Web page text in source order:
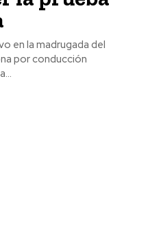
en la madrugada del
por conducción